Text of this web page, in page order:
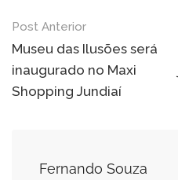
Navegação
de
Post
Post Anterior
Museu das Ilusões será
inaugurado no Maxi
Shopping Jundiaí
Fernando Souza